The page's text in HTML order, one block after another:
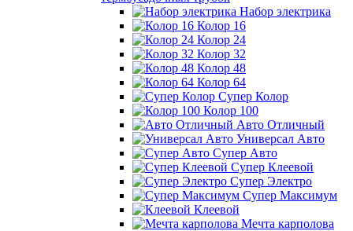
Набор электрика
Колор 16
Колор 24
Колор 32
Колор 48
Колор 64
Супер Колор
Колор 100
Авто Отличный
Универсал Авто
Супер Авто
Супер Клеевой
Супер Электро
Супер Максимум
Клеевой
Мечта карполова